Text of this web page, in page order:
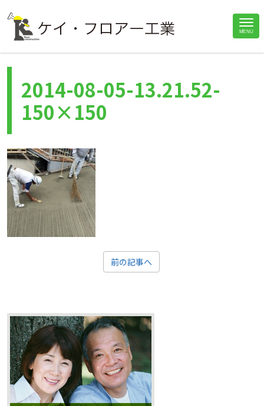
MENU
2014-08-05-13.21.52-
150×150
前の記事へ
Site
Footer